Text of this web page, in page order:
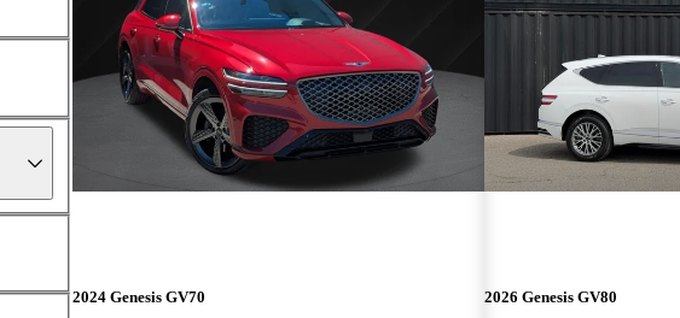
2024 Genesis GV70 2026 Genesis GV80